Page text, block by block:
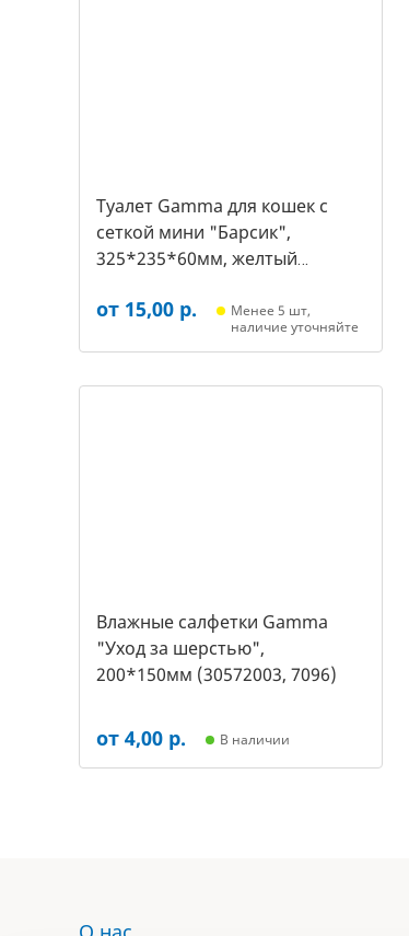
Туалет Gamma для кошек c
сеткой мини "Барсик",
325*235*60мм, желтый
от 15,00 р.
Менее 5 шт,
наличие уточняйте
Влажные салфетки Gamma
"Уход за шерстью",
200*150мм (30572003, 7096)
от 4,00 р. В наличии